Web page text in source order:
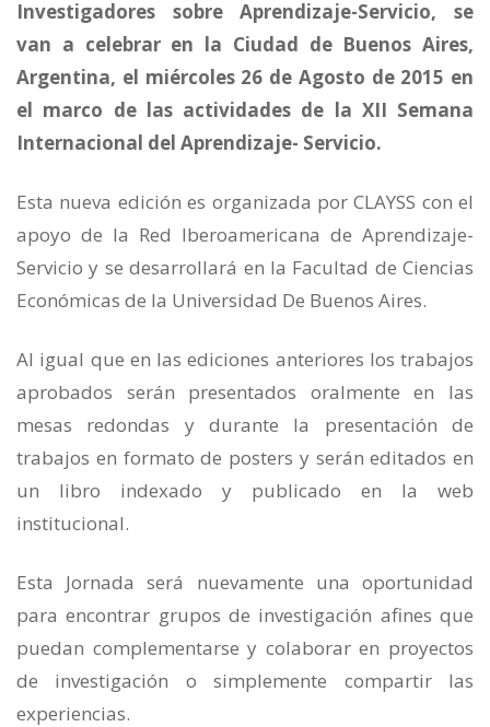
Investigadores sobre Aprendizaje-Servicio, se
van a celebrar en la Ciudad de Buenos Aires,
Argentina, el miércoles 26 de Agosto de 2015 en
el marco de las actividades de la XII Semana
Internacional del Aprendizaje- Servicio.
Esta nueva edición es organizada por CLAYSS con el
apoyo de la Red Iberoamericana de Aprendizaje-
Servicio y se desarrollará en la Facultad de Ciencias
Económicas de la Universidad De Buenos Aires.
Al igual que en las ediciones anteriores los trabajos
aprobados serán presentados oralmente en las
mesas redondas y durante la presentación de
trabajos en formato de posters y serán editados en
un libro indexado y publicado en la web
institucional.
Esta Jornada será nuevamente una oportunidad
para encontrar grupos de investigación afines que
puedan complementarse y colaborar en proyectos
de investigación o simplemente compartir las
experiencias.